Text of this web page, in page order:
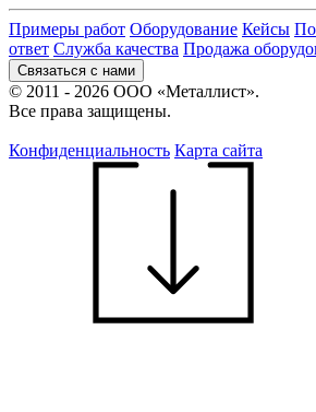
Примеры работ Оборудование Кейсы
ответ Служба качества Продажа
Связаться с нами
© 2011 - 2026 ООО «Металлист».
Все права защищены.
Конфиденциальность Карта сайта